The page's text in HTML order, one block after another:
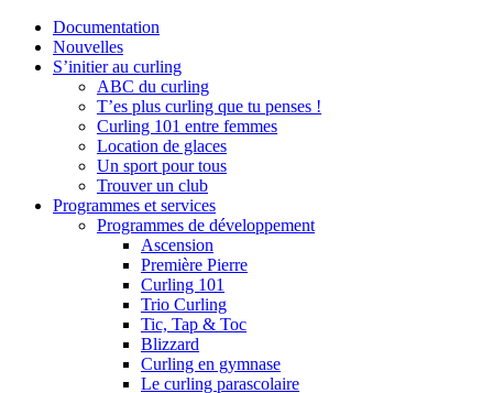
Documentation
Nouvelles
S’initier au curling
ABC du curling
T’es plus curling que tu penses !
Curling 101 entre femmes
Location de glaces
Un sport pour tous
Trouver un club
Programmes et services
Programmes de développement
Ascension
Première Pierre
Curling 101
Trio Curling
Tic, Tap & Toc
Blizzard
Curling en gymnase
Le curling parascolaire